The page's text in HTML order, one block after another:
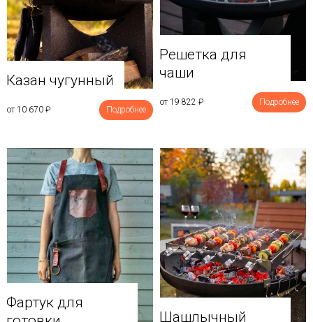
Казан чугунный
от 10 670 ₽ Подробнее
Решетка для
чаши
от 19 822 ₽ Подробнее
Фартук для
Шашлычный